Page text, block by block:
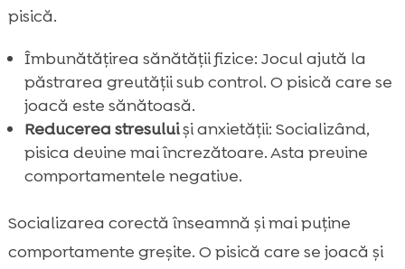
pisică.
Îmbunătățirea sănătății fizice: Jocul ajută la
păstrarea greutății sub control. O pisică care se
joacă este sănătoasă.
Reducerea stresuluiși anxietății: Socializând,
pisica devine mai încrezătoare. Asta previne
comportamentele negative.
Socializarea corectă înseamnă și mai puține
comportamente greșite. O pisică care se joacă și